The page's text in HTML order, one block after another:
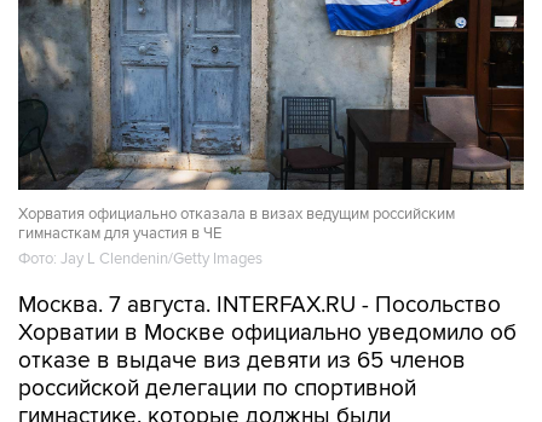
Хорватия официально отказала в визах ведущим российским
гимнасткам для участия в ЧЕ
Фото: Jay L Clendenin/Getty Images
Москва. 7 августа. INTERFAX.RU - Посольство
Хорватии в Москве официально уведомило об
отказе в выдаче виз девяти из 65 членов
российской делегации по спортивной